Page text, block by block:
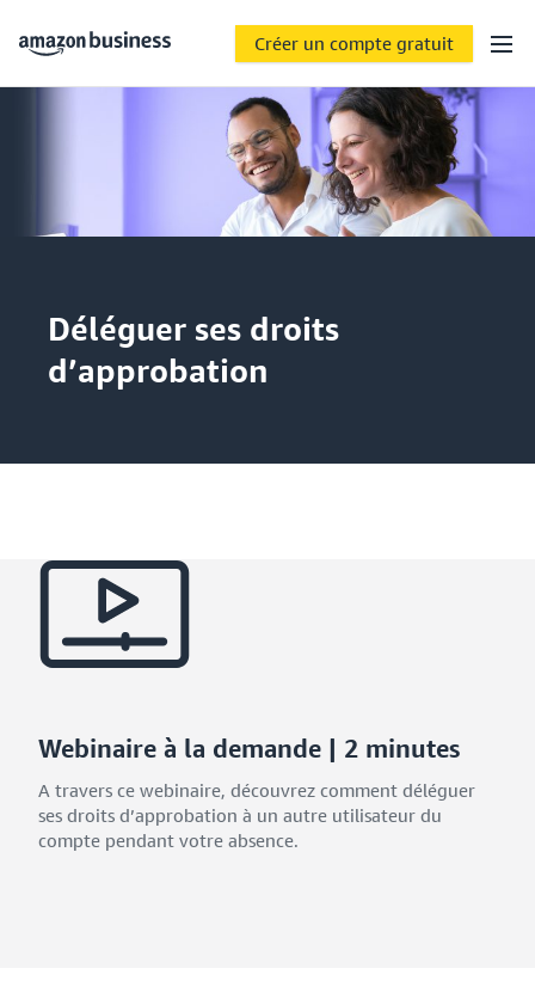
Créer un compte gratuit
Déléguer ses droits
d’approbation
Webinaire à la demande | 2 minutes
A travers ce webinaire, découvrez comment déléguer
ses droits d’approbation à un autre utilisateur du
compte pendant votre absence.